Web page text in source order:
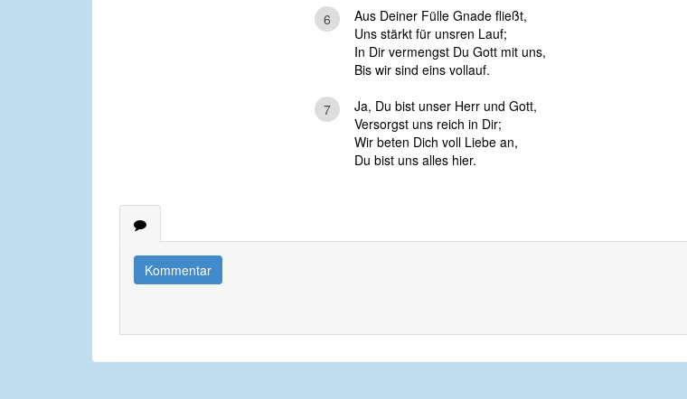
6
Aus Deiner Fülle Gnade fließt,
Uns stärkt für unsren Lauf;
In Dir vermengst Du Gott mit uns,
Bis wir sind eins vollauf.
7
Ja, Du bist unser Herr und Gott,
Versorgst uns reich in Dir;
Wir beten Dich voll Liebe an,
Du bist uns alles hier.
Kommentar